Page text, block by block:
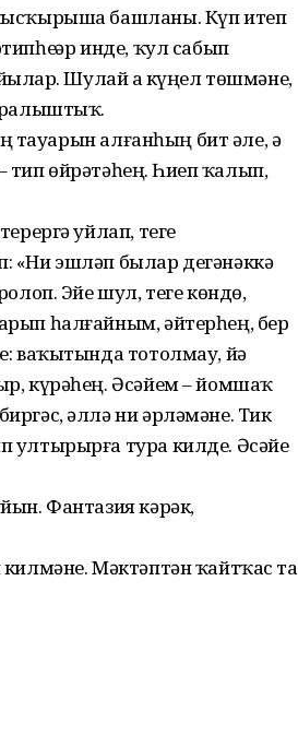
башланы. Күп итеп
инде, ҡул сабып
Шулай ҙа күңел төшмәне,
тауарын алғанһың бит әле, ә
тип өйрәтәһең. Һиҙеп ҡалып,
уйлап, теге
«Ни эшләп былар дегәнәккә
Эйе шул, теге көндө,
һалғайным, әйтерһең, бер
ваҡытында тотолмау, йә
күрәһең. Әсәйем – йомшаҡ
әллә ни әрләмәне. Тик
тура килде. Әсәйҙе
Фантазия кәрәк,
Мәктәптән ҡайтҡас та